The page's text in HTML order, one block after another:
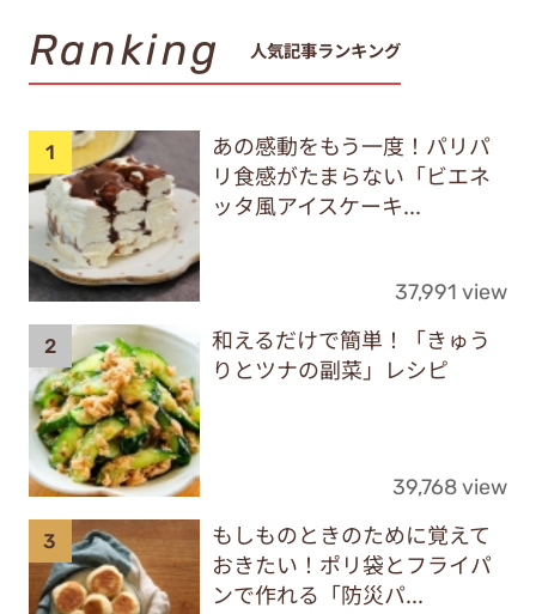
Ranking 人気記事ランキング
あの感動をもう一度！パリパ
リ食感がたまらない「ビエネ
ッタ風アイスケーキ...
37,991 view
和えるだけで簡単！「きゅう
りとツナの副菜」レシピ
39,768 view
もしものときのために覚えて
おきたい！ポリ袋とフライパ
ンで作れる「防災パ...